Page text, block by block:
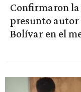
Confirmaron
presunto autor
Bolívar en el